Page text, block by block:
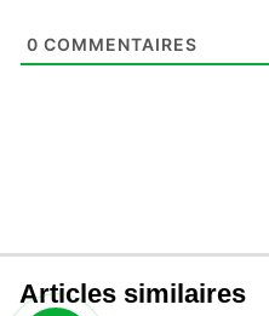
0 COMMENTAIRES
Articles similaires